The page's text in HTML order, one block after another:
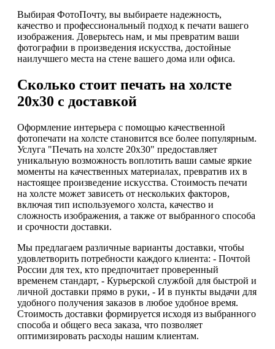
Выбирая ФотоПочту, вы выбираете надежность,
качество и профессиональный подход к печати вашего
изображения. Доверьтесь нам, и мы превратим ваши
фотографии в произведения искусства, достойные
наилучшего места на стене вашего дома или офиса.
Сколько стоит печать на холсте
20х30 с доставкой
Оформление интерьера с помощью качественной
фотопечати на холсте становится все более популярным.
Услуга "Печать на холсте 20х30" предоставляет
уникальную возможность воплотить ваши самые яркие
моменты на качественных материалах, превратив их в
настоящее произведение искусства. Стоимость печати
на холсте может зависеть от нескольких факторов,
включая тип используемого холста, качество и
сложность изображения, а также от выбранного способа
и срочности доставки.
Мы предлагаем различные варианты доставки, чтобы
удовлетворить потребности каждого клиента: - Почтой
России для тех, кто предпочитает проверенный
временем стандарт, - Курьерской службой для быстрой и
личной доставки прямо в руки, - И в пункты выдачи для
удобного получения заказов в любое удобное время.
Стоимость доставки формируется исходя из выбранного
способа и общего веса заказа, что позволяет
оптимизировать расходы нашим клиентам.